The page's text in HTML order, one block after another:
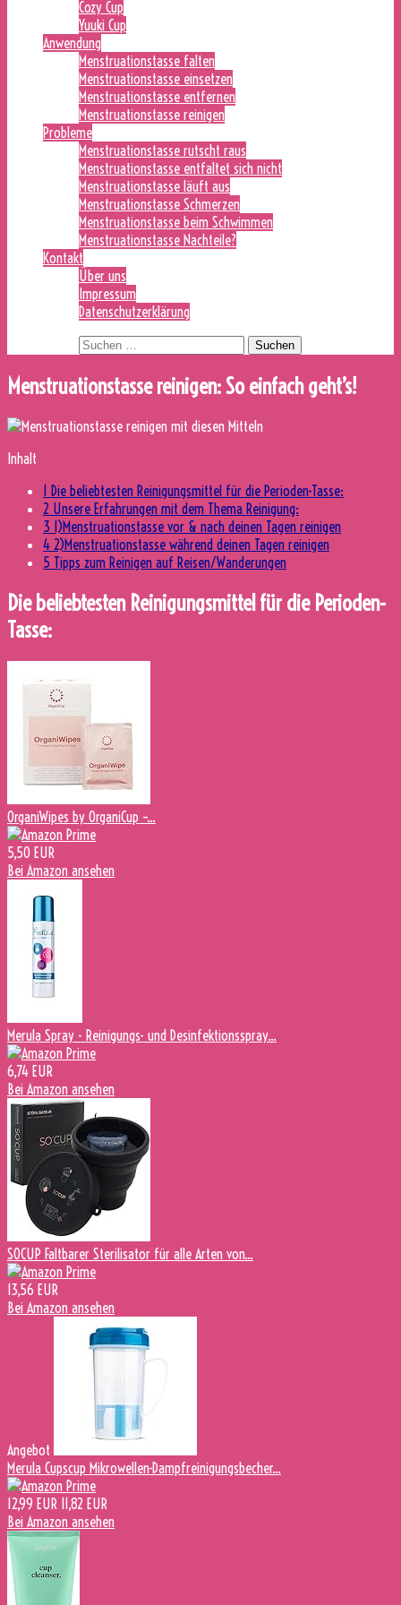
Cozy Cup
Yuuki Cup
Anwendung
Menstruationstasse falten
Menstruationstasse einsetzen
Menstruationstasse entfernen
Menstruationstasse reinigen
Probleme
Menstruationstasse rutscht raus
Menstruationstasse entfaltet sich nicht
Menstruationstasse läuft aus
Menstruationstasse Schmerzen
Menstruationstasse beim Schwimmen
Menstruationstasse Nachteile?
Kontakt
Über uns
Impressum
Datenschutzerklärung
Menstruationstasse reinigen: So einfach geht’s!
Inhalt
1 Die beliebtesten Reinigungsmittel für die Perioden-Tasse:
2 Unsere Erfahrungen mit dem Thema Reinigung:
3 1)Menstruationstasse vor & nach deinen Tagen reinigen
4 2)Menstruationstasse während deinen Tagen reinigen
5 Tipps zum Reinigen auf Reisen/Wanderungen
Die beliebtesten Reinigungsmittel für die Perioden-
Tasse:
OrganiWipes by OrganiCup –...
5,50 EUR
Bei Amazon ansehen
Merula Spray - Reinigungs- und Desinfektionsspray...
6,74 EUR
Bei Amazon ansehen
SOCUP Faltbarer Sterilisator für alle Arten von...
13,56 EUR
Bei Amazon ansehen
Angebot
Merula Cupscup Mikrowellen-Dampfreinigungsbecher...
12,99 EUR 11,82 EUR
Bei Amazon ansehen